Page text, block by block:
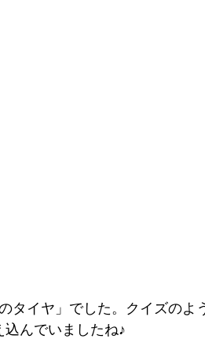
タイヤ」でした。クイズのよ
んでいましたね♪